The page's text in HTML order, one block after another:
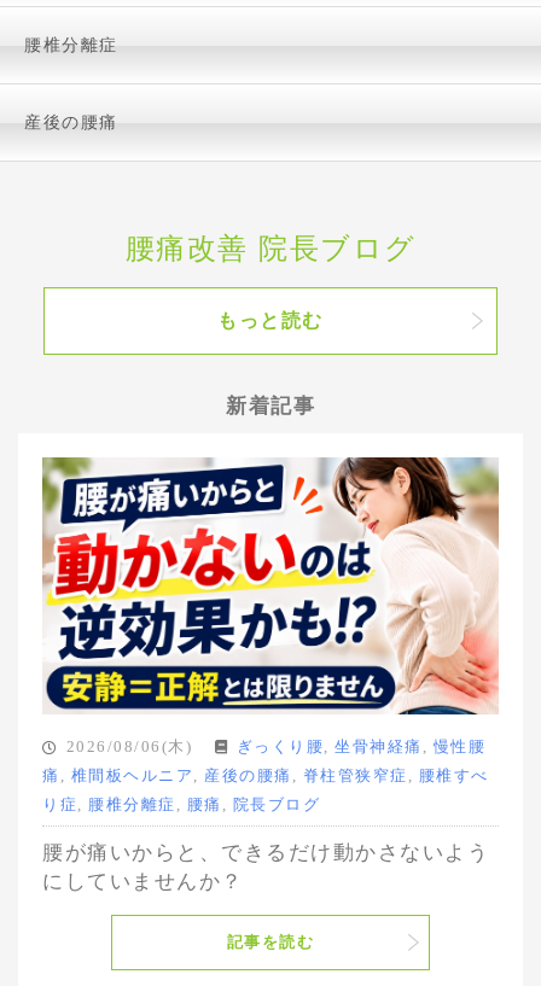
腰椎分離症
産後の腰痛
腰痛改善 院長ブログ
もっと読む
新着記事
2026/08/06(木) ぎっくり腰, 坐骨神経痛 , 慢性腰
痛 , 椎間板ヘルニア , 産後の腰痛 , 脊柱管狭窄症 , 腰椎すべ
り症 , 腰椎分離症 , 腰痛 , 院長ブログ
腰が痛いからと、できるだけ動かさないよう
にしていませんか？
記事を読む